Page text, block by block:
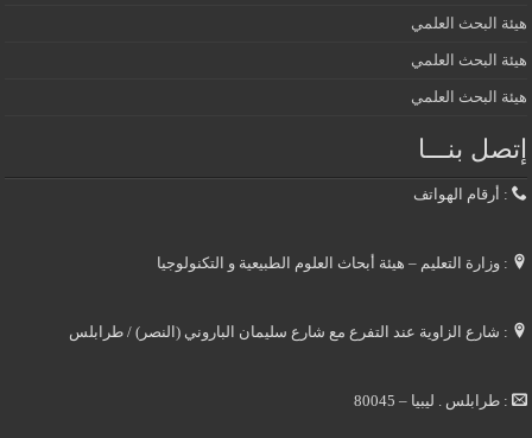
هيئة البحث العلمي
هيئة البحث العلمي
هيئة البحث العلمي
إتصل بنـــا
: أرقام الهواتف
: وزارة التعليم – هيئة أبحاث العلوم الطبيعية و التكنولوجيا
: شارع الزاوية عند التفرع مع شارع سليمان الباروني (النصر) / طرابلس
: طرابلس . ليبيا – 80045